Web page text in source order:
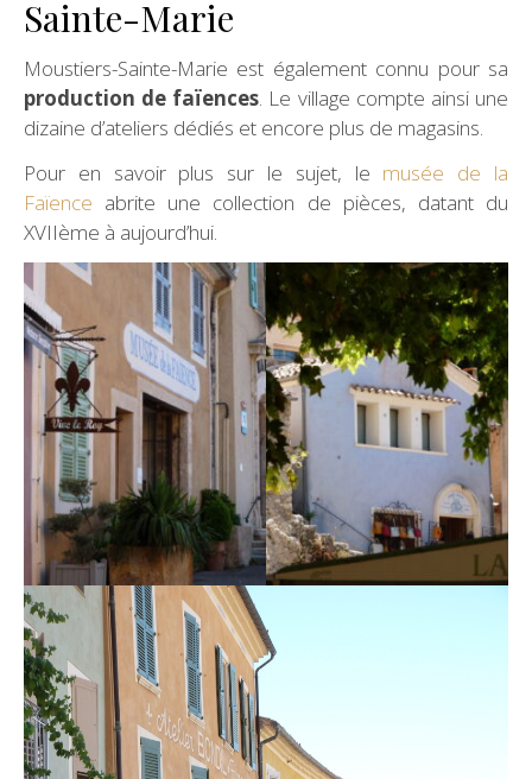
Sainte-Marie
Moustiers-Sainte-Marie est également connu pour sa
production de faïences. Le village compte ainsi une
dizaine d’ateliers dédiés et encore plus de magasins.
Pour en savoir plus sur le sujet, le musée de la
Faïence abrite une collection de pièces, datant du
XVIIème à aujourd’hui.